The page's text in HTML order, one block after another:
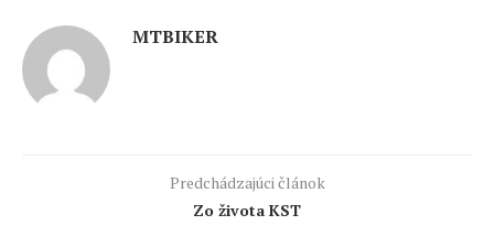
MTBIKER
Predchádzajúci článok
Zo života KST